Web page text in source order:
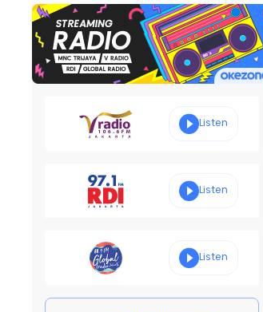
Listen
Listen
Listen